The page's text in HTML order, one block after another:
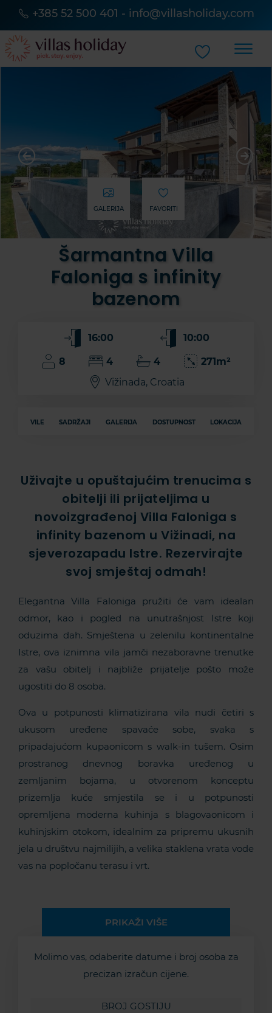
+385 52 500 401 - info@villasholiday.com
GALERIJA FAVORITI
Šarmantna Villa
Faloniga s infinity
bazenom
16:00 10:00
8 4 4
271m²
Vižinada, Croatia
VILE SADRŽAJI GALERIJA DOSTUPNOST LOKACIJA
Uživajte u opuštajućim trenucima s
obitelji ili prijateljima u
novoizgrađenoj Villa Faloniga s
infinity bazenom u Vižinadi, na
sjeverozapadu Istre. Rezervirajte
svoj smještaj odmah!
Elegantna Villa Faloniga pružiti će vam idealan
odmor, kao i pogled na unutrašnjost Istre koji
oduzima dah. Smještena u zelenilu kontinentalne
Istre, ova iznimna vila jamči nezaboravne trenutke
za vašu obitelj i najbliže prijatelje pošto može
ugostiti do 8 osoba.
Ova u potpunosti klimatizirana vila nudi četiri s
ukusom uređene spavaće sobe, svaka s
pripadajućom kupaonicom s walk-in tušem. Osim
prostranog dnevnog boravka uređenog u
zemljanim bojama, u otvorenom konceptu
prizemlja kuće smjestila se i u potpunosti
opremljena moderna kuhinja s blagovaonicom i
kuhinjskim otokom, idealnim za pripremu ukusnih
jela u društvu najmilijih, a velika staklena vrata vode
vas na popločanu terasu i vrt.
PRIKAŽI VIŠE
Molimo vas, odaberite datume i broj osoba za
precizan izračun cijene.
BROJ GOSTIJU